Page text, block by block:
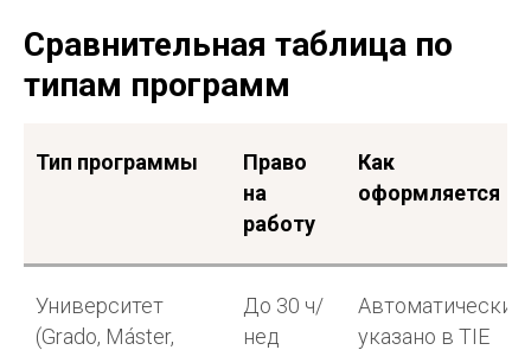
Сравнительная таблица по
типам программ
Тип программы
Право
на
работу
Как
оформляется
Университет
(Grado, Máster,
До 30 ч/
нед
Автоматически,
указано в TIE
Контакты
Переезд
Работаем онлайн
Документы
Политика конфиденциальности
Aviso Legal